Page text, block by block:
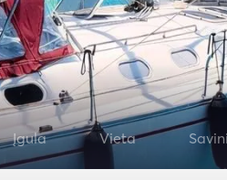
Įgula Vieta